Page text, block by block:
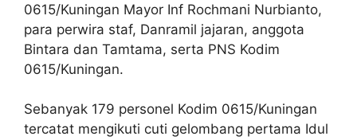
0615/Kuningan Mayor Inf Rochmani Nurbianto,
para perwira staf, Danramil jajaran, anggota
Bintara dan Tamtama, serta PNS Kodim
0615/Kuningan.
Sebanyak 179 personel Kodim 0615/Kuningan
tercatat mengikuti cuti gelombang pertama Idul